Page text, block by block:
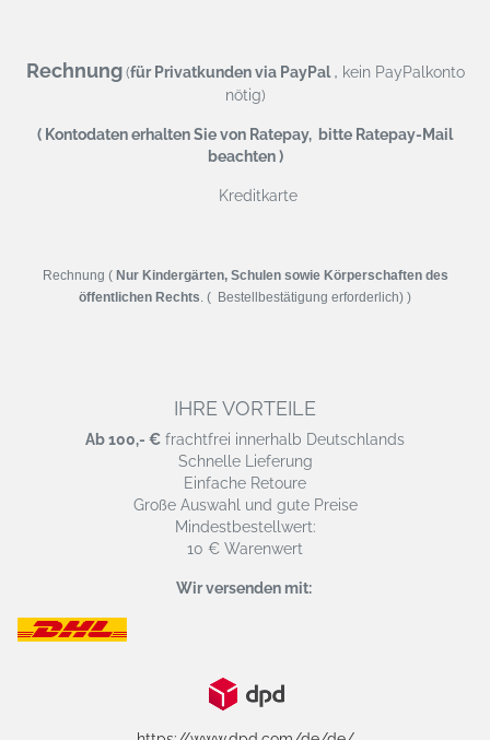
Rechnung (für Privatkunden via PayPal, kein PayPalkonto
nötig)
( Kontodaten erhalten Sie von Ratepay, bitte Ratepay-Mail
beachten )
Kreditkarte
Rechnung ( Nur Kindergärten, Schulen sowie Körperschaften des
öffentlichen Rechts . ( Bestellbestätigung erforderlich) )
IHRE VORTEILE
Ab 100,- € frachtfrei innerhalb Deutschlands
Schnelle Lieferung
Einfache Retoure
Große Auswahl und gute Preise
Mindestbestellwert:
10 € Warenwert
Wir versenden mit: